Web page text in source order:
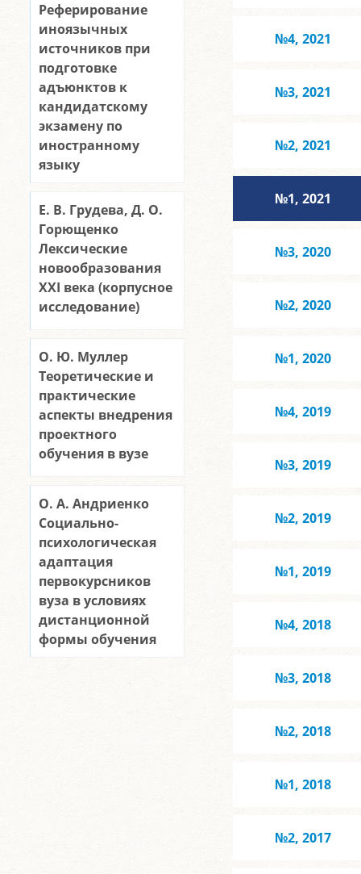
Реферирование
иноязычных
источников при
подготовке
адъюнктов к
кандидатскому
экзамену по
иностранному
языку
Е. В. Грудева, Д. О.
Горющенко
Лексические
новообразования
ХХΙ века (корпусное
исследование)
О. Ю. Муллер
Теоретические и
практические
аспекты внедрения
проектного
обучения в вузе
О. А. Андриенко
Социально-
психологическая
адаптация
первокурсников
вуза в условиях
дистанционной
формы обучения
№4, 2021
№3, 2021
№2, 2021
№1, 2021
№3, 2020
№2, 2020
№1, 2020
№4, 2019
№3, 2019
№2, 2019
№1, 2019
№4, 2018
№3, 2018
№2, 2018
№1, 2018
№2, 2017